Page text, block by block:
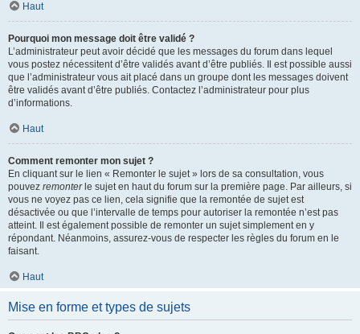
Haut
Pourquoi mon message doit être validé ?
L’administrateur peut avoir décidé que les messages du forum dans lequel
vous postez nécessitent d’être validés avant d’être publiés. Il est possible aussi
que l’administrateur vous ait placé dans un groupe dont les messages doivent
être validés avant d’être publiés. Contactez l’administrateur pour plus
d’informations.
Haut
Comment remonter mon sujet ?
En cliquant sur le lien « Remonter le sujet » lors de sa consultation, vous
pouvez remonterle sujet en haut du forum sur la première page. Par ailleurs, si
vous ne voyez pas ce lien, cela signifie que la remontée de sujet est
désactivée ou que l’intervalle de temps pour autoriser la remontée n’est pas
atteint. Il est également possible de remonter un sujet simplement en y
répondant. Néanmoins, assurez-vous de respecter les règles du forum en le
faisant.
Haut
Mise en forme et types de sujets